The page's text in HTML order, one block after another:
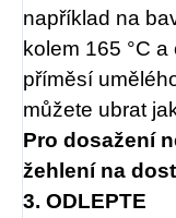
například na
kolem 165 °C
příměsí
můžete ubrat
Pro dosažení
žehlení na
3. ODLEPTE